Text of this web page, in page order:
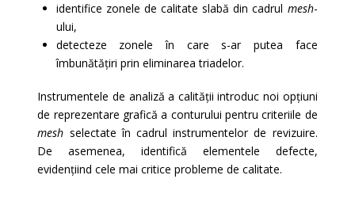
identifice zonele de calitate slabă din cadrul mesh-
ului,
detecteze zonele în care s-ar putea face
îmbunătățiri prin eliminarea triadelor.
Instrumentele de analiză a calității introduc noi opțiuni
de reprezentare grafică a conturului pentru criteriile de
mesh selectate în cadrul instrumentelor de revizuire.
De asemenea, identifică elementele defecte,
evidențiind cele mai critice probleme de calitate.